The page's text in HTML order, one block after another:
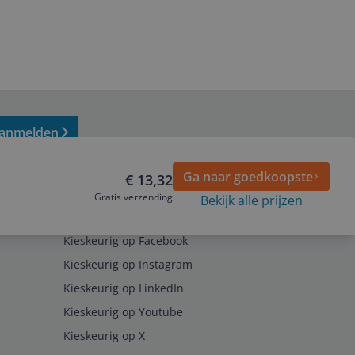
€ 13,32
Gratis verzending
Ga naar goedkoopste
Bekijk alle prijzen
Kieskeurig op Facebook
Kieskeurig op Instagram
Kieskeurig op LinkedIn
Kieskeurig op Youtube
Kieskeurig op X